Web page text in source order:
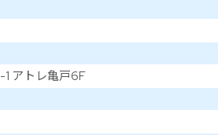
アトレ亀戸6F